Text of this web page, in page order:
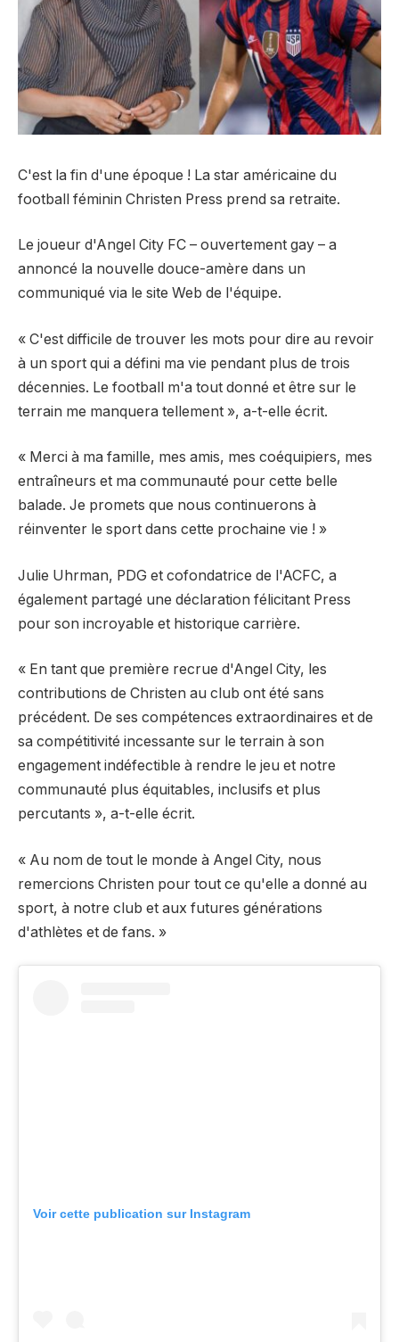
C'est la fin d'une époque ! La star américaine du
football féminin Christen Press prend sa retraite.
Le joueur d'Angel City FC – ouvertement gay – a
annoncé la nouvelle douce-amère dans un
communiqué via le site Web de l'équipe.
« C'est difficile de trouver les mots pour dire au revoir
à un sport qui a défini ma vie pendant plus de trois
décennies. Le football m'a tout donné et être sur le
terrain me manquera tellement », a-t-elle écrit.
« Merci à ma famille, mes amis, mes coéquipiers, mes
entraîneurs et ma communauté pour cette belle
balade. Je promets que nous continuerons à
réinventer le sport dans cette prochaine vie ! »
Julie Uhrman, PDG et cofondatrice de l'ACFC, a
également partagé une déclaration félicitant Press
pour son incroyable et historique carrière.
« En tant que première recrue d'Angel City, les
contributions de Christen au club ont été sans
précédent. De ses compétences extraordinaires et de
sa compétitivité incessante sur le terrain à son
engagement indéfectible à rendre le jeu et notre
communauté plus équitables, inclusifs et plus
percutants », a-t-elle écrit.
« Au nom de tout le monde à Angel City, nous
remercions Christen pour tout ce qu'elle a donné au
sport, à notre club et aux futures générations
d'athlètes et de fans. »
Voir cette publication sur Instagram